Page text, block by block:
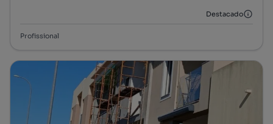
Destacado
Profissional